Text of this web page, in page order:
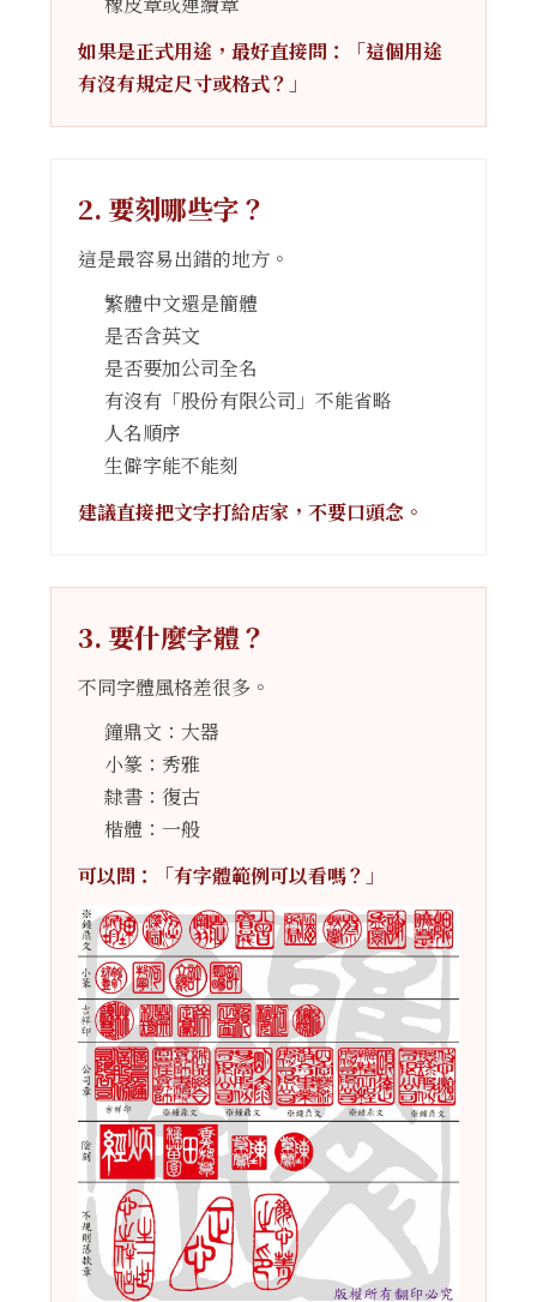
如果是正式用途，最好直接問：「這個用途
有沒有規定尺寸或格式？」
2. 要刻哪些字？
這是最容易出錯的地方。
繁體中文還是簡體
是否含英文
是否要加公司全名
有沒有「股份有限公司」不能省略
人名順序
生僻字能不能刻
建議直接把文字打給店家，不要口頭念。
3. 要什麼字體？
不同字體風格差很多。
鐘鼎文：大器
小篆：秀雅
隸書：復古
楷體：一般
可以問：「有字體範例可以看嗎？」